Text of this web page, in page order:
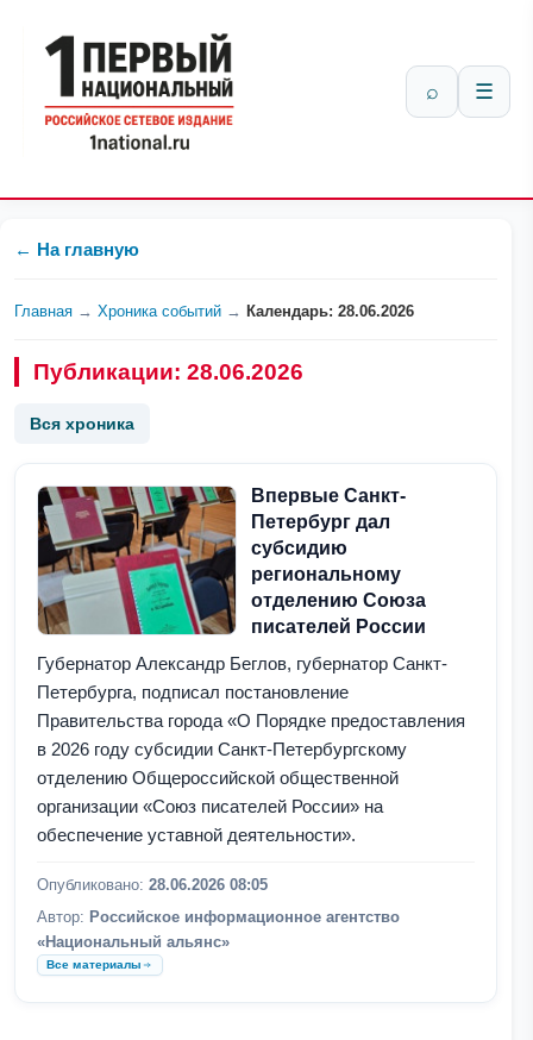
⌕ ☰
← На главную
Главная → Хроника событий → Календарь: 28.06.2026
Публикации: 28.06.2026
Вся хроника
Впервые Санкт-
Петербург дал
субсидию
региональному
отделению Союза
писателей России
Губернатор Александр Беглов, губернатор Санкт-
Петербурга, подписал постановление
Правительства города «О Порядке предоставления
в 2026 году субсидии Санкт-Петербургскому
отделению Общероссийской общественной
организации «Союз писателей России» на
обеспечение уставной деятельности».
Опубликовано: 28.06.2026 08:05
Автор: Российское информационное агентство
«Национальный альянс»
Все материалы